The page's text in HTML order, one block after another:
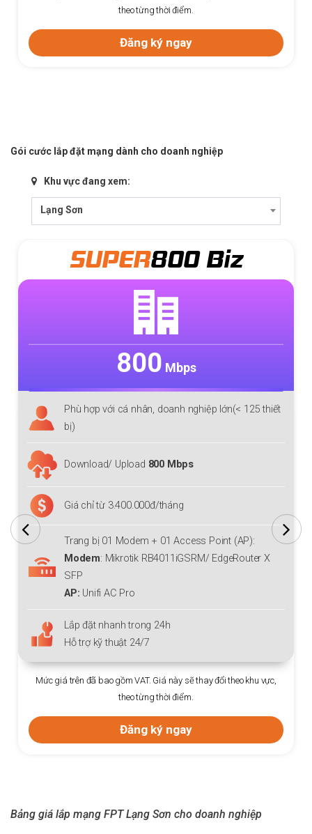
theo từng thời điểm.
Đăng ký ngay
Gói cước lắp đặt mạng dành cho doanh nghiệp
Khu vực đang xem:
Lạng Sơn
SUPER800 Biz
800 Mbps
Phù hợp với cá nhân, doanh nghiệp lớn(< 125 thiết
bị)
Download/ Upload 800 Mbps
Giá chỉ từ 3.400.000đ/tháng
Trang bị 01 Modem + 01 Access Point (AP):
Modem: Mikrotik RB4011iGSRM/ EdgeRouter X
SFP
AP: Unifi AC Pro
Lắp đặt nhanh trong 24h
Hỗ trợ kỹ thuật 24/7
Mức giá trên đã bao gồm VAT. Giá này sẽ thay đổi theo khu vực,
theo từng thời điểm.
Đăng ký ngay
Bảng giá lắp mạng FPT Lạng Sơn cho doanh nghiệp